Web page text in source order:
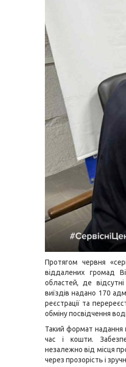
Протягом червня
віддалених громад
областей, де
виїздів надано 170
реєстрації та
обміну посвідчення
Такий формат надання
час і кошти.
незалежно від місця
через прозорість і